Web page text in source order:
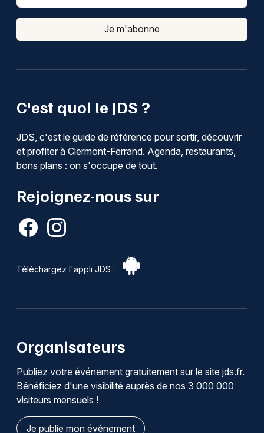
C'est quoi le JDS ?
JDS, c'est le guide de référence pour sortir, découvrir
et profiter à Clermont-Ferrand. Agenda, restaurants,
bons plans : on s'occupe de tout.
Rejoignez-nous sur
Téléchargez l'appli JDS :
Je m'abonne
Organisateurs
Publiez votre événement gratuitement sur le site jds.fr.
Bénéficiez d'une visibilité auprès de nos 3 000 000
visiteurs mensuels !
Je publie mon événement